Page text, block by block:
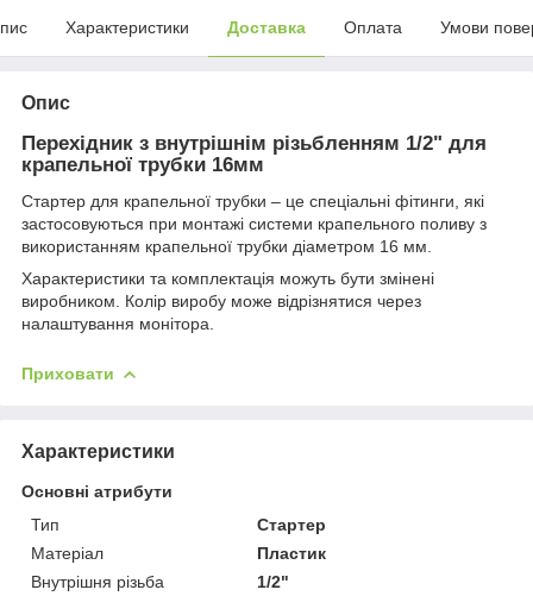
Характеристики Доставка Оплата Умови
Опис
Перехідник з внутрішнім різьбленням 1/2" для
крапельної трубки 16мм
Стартер для крапельної трубки – це спеціальні фітинги, які
застосовуються при монтажі системи крапельного поливу з
використанням крапельної трубки діаметром 16 мм.
Характеристики та комплектація можуть бути змінені
виробником. Колір виробу може відрізнятися через
налаштування монітора.
Приховати
Характеристики
Основні атрибути
Тип
Стартер
Матеріал
Пластик
Внутрішня різьба
1/2"